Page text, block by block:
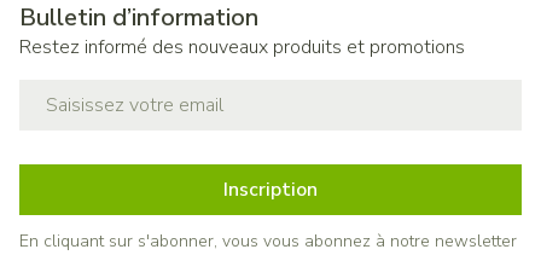
Bulletin d’information
Restez informé des nouveaux produits et promotions
Inscription
En cliquant sur s'abonner, vous vous abonnez à notre newsletter